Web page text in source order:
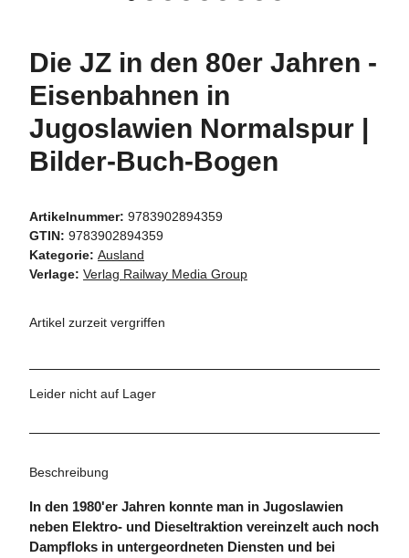
Die JZ in den 80er Jahren -
Eisenbahnen in
Jugoslawien Normalspur |
Bilder-Buch-Bogen
Artikelnummer: 9783902894359
GTIN: 9783902894359
Kategorie: Ausland
Verlage: Verlag Railway Media Group
Artikel zurzeit vergriffen
Leider nicht auf Lager
Beschreibung
In den 1980'er Jahren konnte man in Jugoslawien
neben Elektro- und Dieseltraktion vereinzelt auch noch
Dampfloks in untergeordneten Diensten und bei